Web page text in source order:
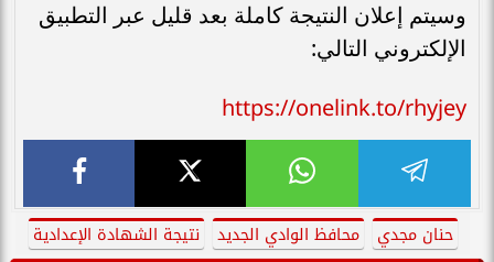
وسيتم إعلان النتيجة كاملة بعد قليل عبر التطبيق
الإلكتروني التالي:
https://onelink.to/rhyjey
حنان مجدي محافظ الوادي الجديد نتيجة الشهادة الإعدادية